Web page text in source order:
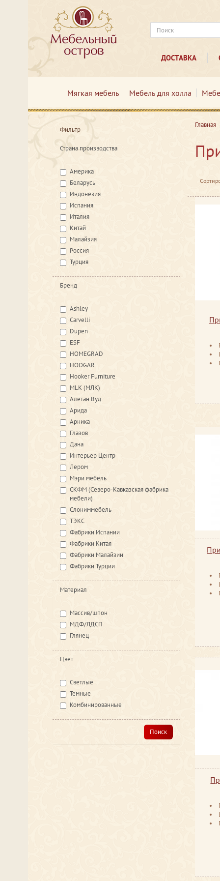
ДОСТАВКА
Мягкая мебель Мебель для холла
Фильтр
Страна производства
Америка
Беларусь
Индонезия
Испания
Италия
Китай
Малайзия
Россия
Турция
Бренд
Ashley
Carvelli
Dupen
ESF
HOMEGRAD
HOOGAR
Hooker Furniture
MLK (МЛК)
Алетан Вуд
Арида
Арника
Глазов
Дана
Интерьер Центр
Лером
Мэри мебель
СКФМ (Северо-Кавказская фабрика
мебели)
Слониммебель
ТЭКС
Фабрики Испании
Фабрики Китая
Фабрики Малайзии
Фабрики Турции
Материал
Массив/шпон
МДФ/ЛДСП
Глянец
Цвет
Светлые
Темные
Комбинированные
Поиск
Главная